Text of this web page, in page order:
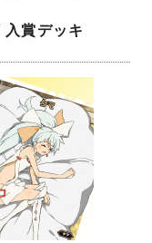
賞デッキ